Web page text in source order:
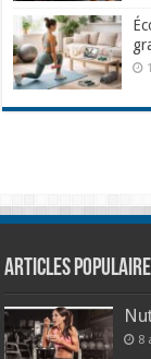
Articles
8